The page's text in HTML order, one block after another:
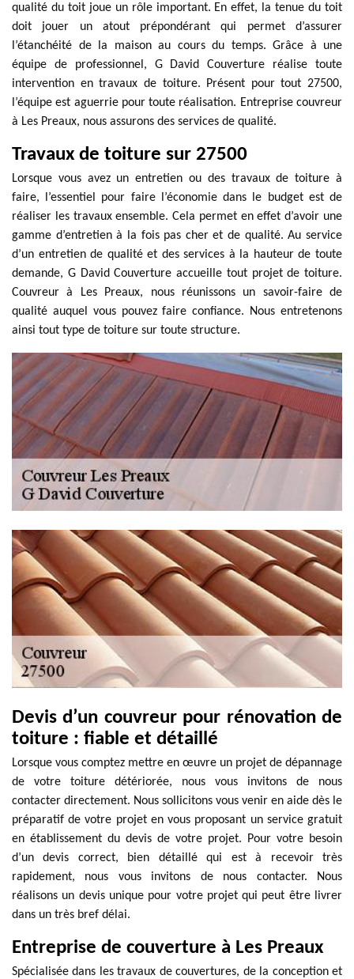
qualité du toit joue un rôle important. En effet, la tenue du toit
doit jouer un atout prépondérant qui permet d’assurer
l’étanchéité de la maison au cours du temps. Grâce à une
équipe de professionnel, G David Couverture réalise toute
intervention en travaux de toiture. Présent pour tout 27500,
l’équipe est aguerrie pour toute réalisation. Entreprise couvreur
à Les Preaux, nous assurons des services de qualité.
Travaux de toiture sur 27500
Lorsque vous avez un entretien ou des travaux de toiture à
faire, l’essentiel pour faire l’économie dans le budget est de
réaliser les travaux ensemble. Cela permet en effet d’avoir une
gamme d’entretien à la fois pas cher et de qualité. Au service
d’un entretien de qualité et des services à la hauteur de toute
demande, G David Couverture accueille tout projet de toiture.
Couvreur à Les Preaux, nous réunissons un savoir-faire de
qualité auquel vous pouvez faire confiance. Nous entretenons
ainsi tout type de toiture sur toute structure.
Devis d’un couvreur pour rénovation de
toiture : fiable et détaillé
Lorsque vous comptez mettre en œuvre un projet de dépannage
de votre toiture détériorée, nous vous invitons de nous
contacter directement. Nous sollicitons vous venir en aide dès le
préparatif de votre projet en vous proposant un service gratuit
en établissement du devis de votre projet. Pour votre besoin
d’un devis correct, bien détaillé qui est à recevoir très
rapidement, nous vous invitons de nous contacter. Nous
réalisons un devis unique pour votre projet qui peut être livrer
dans un très bref délai.
Entreprise de couverture à Les Preaux
Spécialisée dans les travaux de couvertures, de la conception et